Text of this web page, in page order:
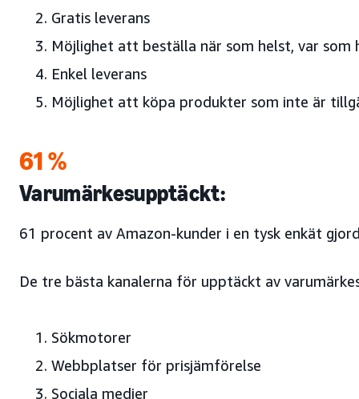
Gratis leverans
Möjlighet att beställa när som helst, var som
Enkel leverans
Möjlighet att köpa produkter som inte är
61 %
Varumärkesupptäckt:
61 procent av Amazon-kunder i en tysk enkät
De tre bästa kanalerna för upptäckt av
Sökmotorer
Webbplatser för prisjämförelse
Sociala medier